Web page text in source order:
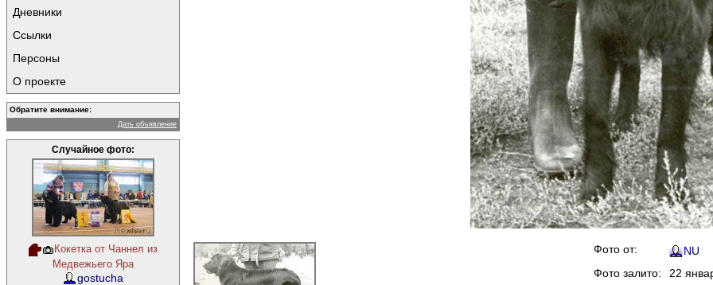
Дневники
Ссылки
Персоны
О проекте
Обратите внимание:
Дать объявление
Случайное фото:
Кокетка от Чаннел из
Медвежьего Яра
gostucha
Фото от:
NU
Фото залито:
22